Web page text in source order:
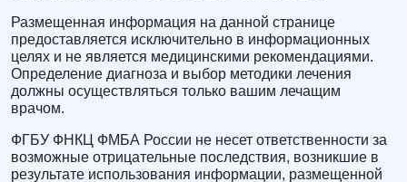
Размещенная информация на данной странице
предоставляется исключительно в информационных
целях и не является медицинскими рекомендациями.
Определение диагноза и выбор методики лечения
должны осуществляться только вашим лечащим
врачом.
ФГБУ ФНКЦ ФМБА России не несет ответственности за
возможные отрицательные последствия, возникшие в
результате использования информации, размещенной